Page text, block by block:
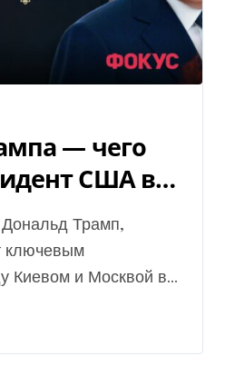
— чего
США в
о мире в
ключевым
Киевом и Москвой в...